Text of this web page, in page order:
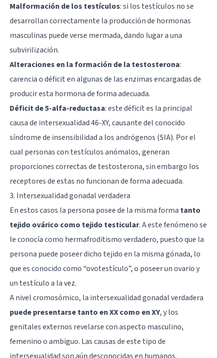
Malformación de los testículos: si los testículos no se
desarrollan correctamente la producción de hormonas
masculinas puede verse mermada, dando lugar a una
subvirilización.
Alteraciones en la formación de la testosterona:
carencia o déficit en algunas de las enzimas encargadas de
producir esta hormona de forma adecuada.
Déficit de 5-alfa-reductasa: este déficit es la principal
causa de intersexualidad 46-XY, causante del conocido
síndrome de insensibilidad a los andrógenos (SIA). Por el
cual personas con testículos anómalos, generan
proporciones correctas de testosterona, sin embargo los
receptores de estas no funcionan de forma adecuada.
3. Intersexualidad gonadal verdadera
En estos casos la persona posee de la misma forma tanto
tejido ovárico como tejido testicular. A este fenómeno se
le conocía como hermafroditismo verdadero, puesto que la
persona puede poseer dicho tejido en la misma gónada, lo
que es conocido como “ovotestículo”, o poseer un ovario y
un testículo a la vez.
A nivel cromosómico, la intersexualidad gonadal verdadera
puede presentarse tanto en XX como en XY, y los
genitales externos revelarse con aspecto masculino,
femenino o ambiguo. Las causas de este tipo de